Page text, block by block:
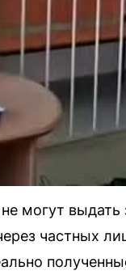
могут
частных